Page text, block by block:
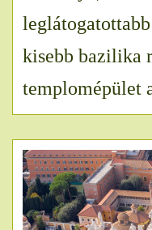
kisebb bazilika
templomépület